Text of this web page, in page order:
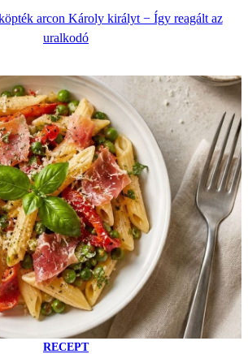
arcon Károly királyt − Így reagált az
uralkodó
RECEPT